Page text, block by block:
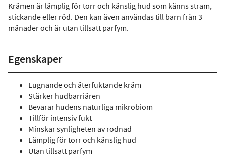
Krämen är lämplig för torr och känslig hud som känns stram,
stickande eller röd. Den kan även användas till barn från 3
månader och är utan tillsatt parfym.
Egenskaper
Lugnande och återfuktande kräm
Stärker hudbarriären
Bevarar hudens naturliga mikrobiom
Tillför intensiv fukt
Minskar synligheten av rodnad
Lämplig för torr och känslig hud
Utan tillsatt parfym